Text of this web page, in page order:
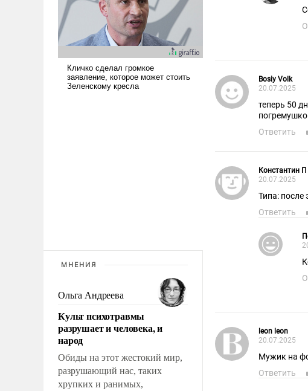
МНЕНИЯ
Ольга Андреева
Культ психотравмы
разрушает и человека, и
народ
Обиды на этот жестокий мир,
разрушающий нас, таких
хрупких и ранимых,
Bosiy Volk
20.07.2025
теперь 50
Ответить
Константин П
20.07.2025
Типа: после
Ответить
leon leon
20.07.2025
Мужик на
Ответить